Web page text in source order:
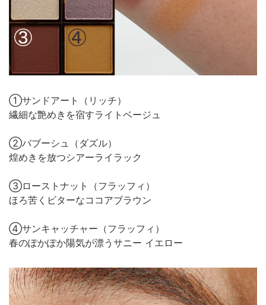
①サンドアート（リッチ）
繊細な艶めきを宿すライトベージュ
②バブーシュ（ダズル）
煌めきを放つシアーライラック
③ローストナット（フラッフィ）
ほろ苦くビターなココアブラウン
④サンキャッチャー（フラッフィ）
春のぽかぽか陽気が漂うサニー イエロー